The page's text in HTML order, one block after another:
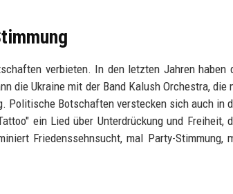
verbieten. In den letzten Jahren haben
die Ukraine mit der Band Kalush Orchestra, die
Politische Botschaften verstecken sich auch in
ein Lied über Unterdrückung und Freiheit,
Friedenssehnsucht, mal Party-Stimmung,